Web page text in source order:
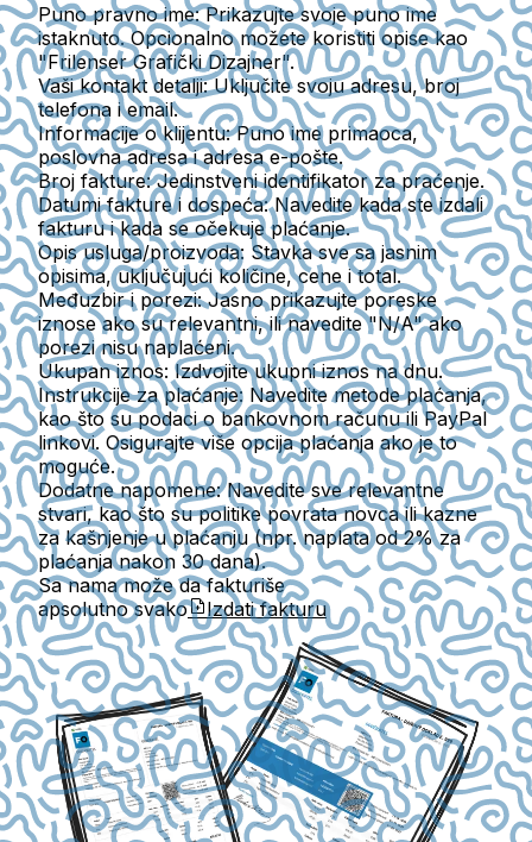
Puno pravno ime: Prikazujte svoje puno ime
istaknuto. Opcionalno možete koristiti opise kao
"Frilenser Grafički Dizajner".
Vaši kontakt detalji: Uključite svoju adresu, broj
telefona i email.
Informacije o klijentu: Puno ime primaoca,
poslovna adresa i adresa e-pošte.
Broj fakture: Jedinstveni identifikator za praćenje.
Datumi fakture i dospeća: Navedite kada ste izdali
fakturu i kada se očekuje plaćanje.
Opis usluga/proizvoda: Stavka sve sa jasnim
opisima, uključujući količine, cene i total.
Međuzbir i porezi: Jasno prikazujte poreske
iznose ako su relevantni, ili navedite "N/A" ako
porezi nisu naplaćeni.
Ukupan iznos: Izdvojite ukupni iznos na dnu.
Instrukcije za plaćanje: Navedite metode plaćanja,
kao što su podaci o bankovnom računu ili PayPal
linkovi. Osigurajte više opcija plaćanja ako je to
moguće.
Dodatne napomene: Navedite sve relevantne
stvari, kao što su politike povrata novca ili kazne
za kašnjenje u plaćanju (npr. naplata od 2% za
plaćanja nakon 30 dana).
Sa nama može da fakturiše
apsolutno svako
Izdati fakturu